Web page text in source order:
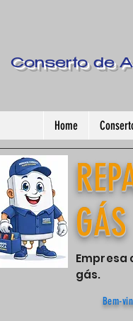
Conserto de
Home
GÁS
Empresa
gás.
Bem-